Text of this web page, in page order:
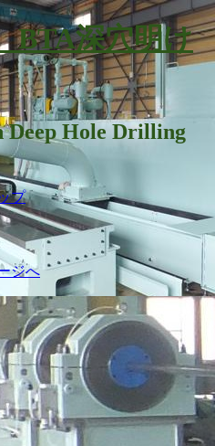
深穴明け
Deep Hole Drilling
プ
ジへ